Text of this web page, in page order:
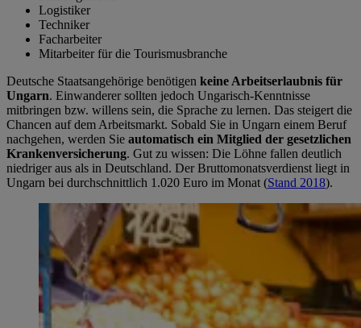
Logistiker
Techniker
Facharbeiter
Mitarbeiter für die Tourismusbranche
Deutsche Staatsangehörige benötigen keine Arbeitserlaubnis für
Ungarn. Einwanderer sollten jedoch Ungarisch-Kenntnisse
mitbringen bzw. willens sein, die Sprache zu lernen. Das steigert die
Chancen auf dem Arbeitsmarkt. Sobald Sie in Ungarn einem Beruf
nachgehen, werden Sie automatisch ein Mitglied der gesetzlichen
Krankenversicherung. Gut zu wissen: Die Löhne fallen deutlich
niedriger aus als in Deutschland. Der Bruttomonatsverdienst liegt in
Ungarn bei durchschnittlich 1.020 Euro im Monat (Stand 2018).